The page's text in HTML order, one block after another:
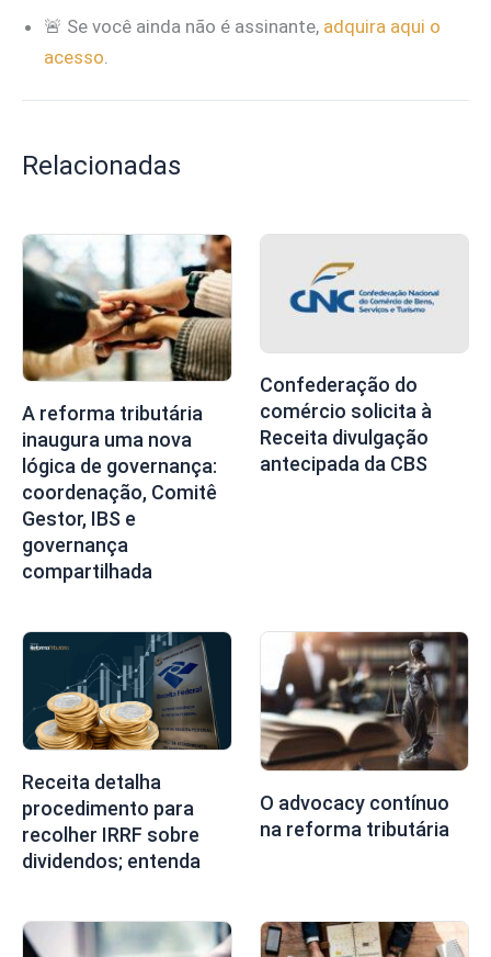
🚨 Se você ainda não é assinante, adquira aqui o
acesso
Relacionadas
A reforma tributária
inaugura uma nova
lógica de governança:
coordenação, Comitê
Gestor, IBS e
governança
compartilhada
Confederação do
comércio solicita à
Receita divulgação
antecipada da CBS
Receita detalha
procedimento para
recolher IRRF sobre
dividendos; entenda
O advocacy contínuo
na reforma tributária